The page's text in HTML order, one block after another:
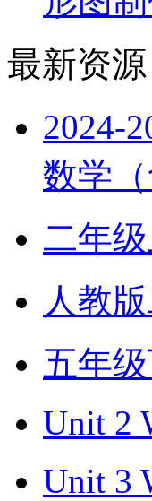
最新资源
2024-
数学（
二年
人教
五年
Unit 2
Unit 3